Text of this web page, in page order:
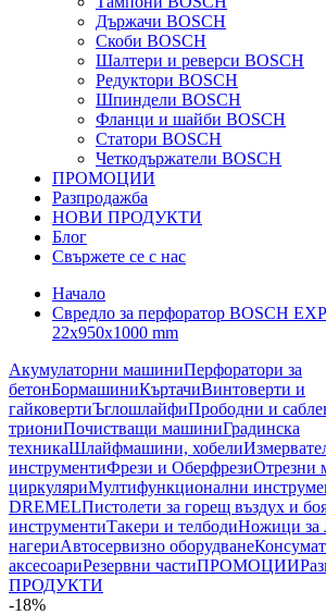
Държачи BOSCH
Скоби BOSCH
Шалтери и реверси BOSCH
Редуктори BOSCH
Шпиндели BOSCH
Фланци и шайби BOSCH
Статори BOSCH
Четкодържатели BOSCH
ПРОМОЦИИ
Разпродажба
НОВИ ПРОДУКТИ
Блог
Свържете се с нас
Начало
Свредло за перфоратор BOSCH
22x950x1000 mm
Акумулаторни машиниПерфоратори за
бетонБормашиниКъртачиВинтоверти и
гайковертиЪглошлайфиПрободни и
триониПочистващи машиниГрадинска
техникаШлайфмашини, хобели
инструментиФрези и ОберфрезиОтрезни
циркуляриМултифункционални
DREMELПистолети за горещ въздух и
инструментиТакери и телбодиНожици за
нагериАвтосервизно оборудване
аксесоариРезервни частиПРОМОЦИИ
ПРОДУКТИ
-18%